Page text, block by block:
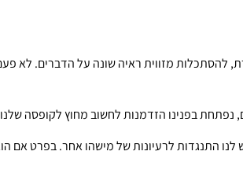
להסתכלות מזווית ראיה שונה על הדברים. לא
בפנינו הזדמנות לחשוב מחוץ לקופסה
התנגדות לרעיונות של מישהו אחר. בפרט אם